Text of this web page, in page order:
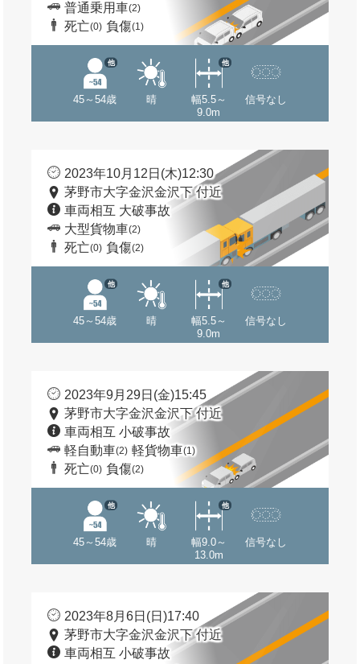
普通乗用車(2)
死亡(0) 負傷(1)
45～54歳
他
晴
幅5.5～
9.0m
他
信号なし
2023年10月12日(木)12:30
茅野市大字金沢金沢下 付近
車両相互 大破事故
大型貨物車(2)
死亡(0) 負傷(2)
45～54歳
他
晴
幅5.5～
9.0m
他
信号なし
2023年9月29日(金)15:45
茅野市大字金沢金沢下 付近
車両相互 小破事故
軽自動車(2) 軽貨物車(1)
死亡(0) 負傷(2)
45～54歳
他
晴
幅9.0～
13.0m
他
信号なし
2023年8月6日(日)17:40
茅野市大字金沢金沢下 付近
車両相互 小破事故